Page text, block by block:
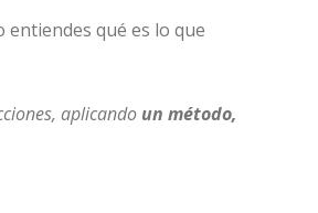
qué es lo que
aplicando un método,